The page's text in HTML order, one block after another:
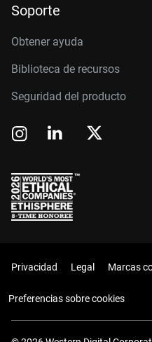
Soporte
Obtener ayuda
Biblioteca de recursos
Seguridad del producto
Privacidad Legal Marcas
Preferencias sobre cookies